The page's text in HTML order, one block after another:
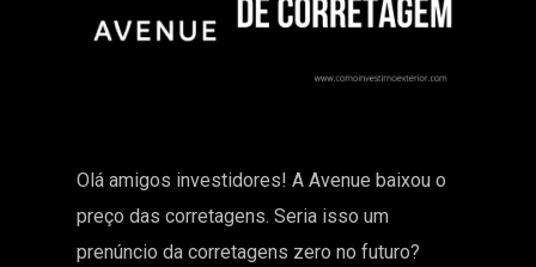
Olá amigos investidores! A Avenue baixou o
preço das corretagens. Seria isso um
prenúncio da corretagens zero no futuro?